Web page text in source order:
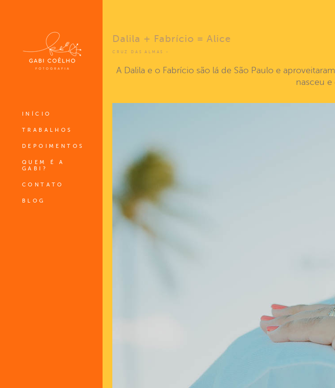
INÍCIO
TRABALHOS
DEPOIMENTOS
QUEM É A
GABI?
CONTATO
BLOG
CRUZ DAS ALMAS
Dalila + Fabrício = Alice
A Dalila e o Fabrício são lá de São Paulo e
nasceu e